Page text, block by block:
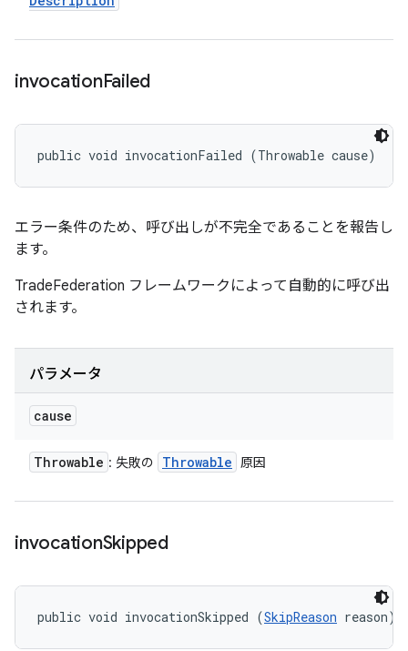
invocationFailed
public void invocationFailed (Throwable cause)
エラー条件のため、呼び出しが不完全であることを報告し
ます。
TradeFederation フレームワークによって自動的に呼び出
されます。
パラメータ
cause
Throwable : 失敗の Throwable 原因
invocationSkipped
public void invocationSkipped (SkipReason reason)